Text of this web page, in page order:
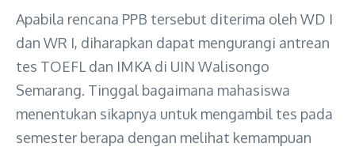
Apabila rencana PPB tersebut diterima oleh WD I
dan WR I, diharapkan dapat mengurangi antrean
tes TOEFL dan IMKA di UIN Walisongo
Semarang. Tinggal bagaimana mahasiswa
menentukan sikapnya untuk mengambil tes pada
semester berapa dengan melihat kemampuan